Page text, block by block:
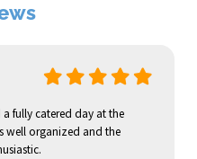
fully catered day at the
well organized and the